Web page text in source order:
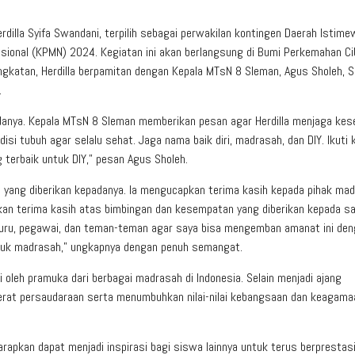
Syifa Swandani, terpilih sebagai perwakilan kontingen Daerah
(KPMN) 2024. Kegiatan ini akan berlangsung di Bumi Perkemahan
Herdilla berpamitan dengan Kepala MTsN 8 Sleman, Agus Sholeh,
Kepala MTsN 8 Sleman memberikan pesan agar Herdilla menjaga
tubuh agar selalu sehat. Jaga nama baik diri, madrasah, dan DIY. Ikuti
untuk DIY,” pesan Agus Sholeh.
diberikan kepadanya. Ia mengucapkan terima kasih kepada pihak
terima kasih atas bimbingan dan kesempatan yang diberikan kepada
pegawai, dan teman-teman agar saya bisa mengemban amanat ini
madrasah,” ungkapnya dengan penuh semangat.
pramuka dari berbagai madrasah di Indonesia. Selain menjadi ajang
persaudaraan serta menumbuhkan nilai-nilai kebangsaan dan
dapat menjadi inspirasi bagi siswa lainnya untuk terus